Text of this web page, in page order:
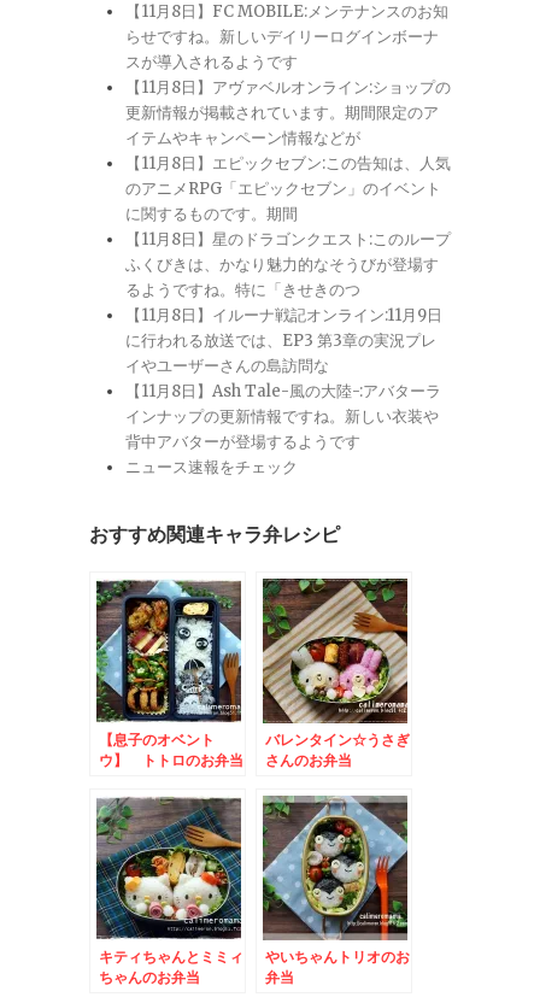
【11月8日】FC MOBILE:メンテナンスのお知
らせですね。新しいデイリーログインボーナ
スが導入されるようです
【11月8日】アヴァベルオンライン:ショップの
更新情報が掲載されています。期間限定のア
イテムやキャンペーン情報などが
【11月8日】エピックセブン:この告知は、人気
のアニメRPG「エピックセブン」のイベント
に関するものです。期間
【11月8日】星のドラゴンクエスト:このループ
ふくびきは、かなり魅力的なそうびが登場す
るようですね。特に「きせきのつ
【11月8日】イルーナ戦記オンライン:11月9日
に行われる放送では、EP3 第3章の実況プレ
イやユーザーさんの島訪問な
【11月8日】Ash Tale-風の大陸-:アバターラ
インナップの更新情報ですね。新しい衣装や
背中アバターが登場するようです
ニュース速報をチェック
おすすめ関連キャラ弁レシピ
【息子のオベント
ウ】 トトロのお弁当
バレンタイン☆うさぎ
さんのお弁当
キティちゃんとミミィ
ちゃんのお弁当
やいちゃんトリオのお
弁当